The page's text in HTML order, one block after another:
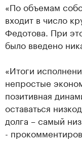
«По объемам
входит в число
Федотова. При
было введено
«Итоги
непростые
позитивная
оставаться
долга – самый
-